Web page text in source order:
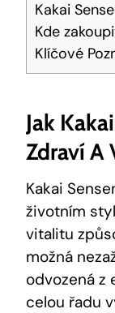
⁣Kakai
Kde
Klíčové
Jak⁢
Zdraví ‍a‌
Kakai
životním
vitalitu
⁢možná
odvozená⁢ z
celou řadu